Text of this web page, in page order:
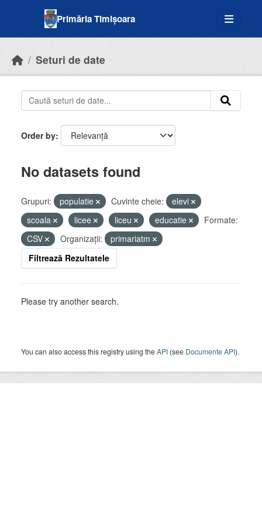
Primăria Timișoara
Seturi de date
Order by
No datasets found
Grupuri: populatie Cuvinte cheie:
elevi
scoala
licee liceu educatie
Formate:
CSV
Organizații:
primariatm
Filtrează Rezultatele
Please try another search.
You can also access this registry using theAPI (see Documente API).